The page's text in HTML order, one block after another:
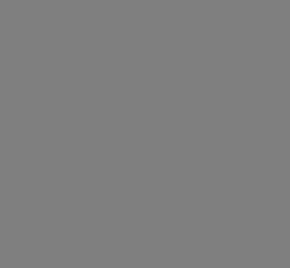
på ansökan om bygglov för